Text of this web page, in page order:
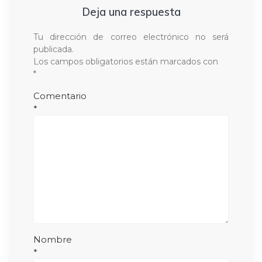
Deja una respuesta
Tu dirección de correo electrónico no será
publicada.
Los campos obligatorios están marcados con
*
Comentario
*
Nombre
*